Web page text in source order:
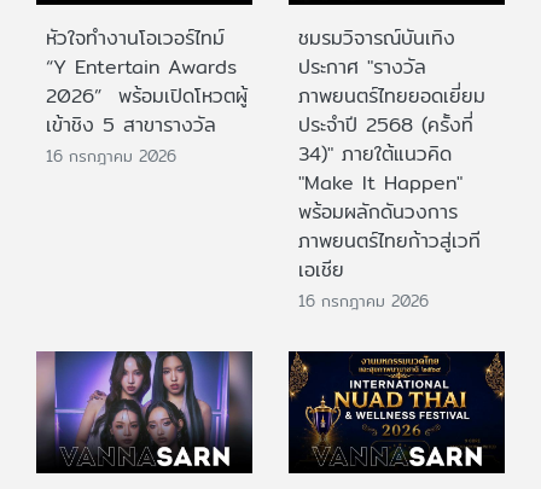
หัวใจทำงานโอเวอร์ไทม์
“Y Entertain Awards
2026” พร้อมเปิดโหวตผู้
เข้าชิง 5 สาขารางวัล
16 กรกฎาคม 2026
ชมรมวิจารณ์บันเทิง
ประกาศ "รางวัล
ภาพยนตร์ไทยยอดเยี่ยม
ประจําปี 2568 (ครั้งที่
34)" ภายใต้แนวคิด
"Make It Happen"
พร้อมผลักดันวงการ
ภาพยนตร์ไทยก้าวสู่เวที
เอเชีย
16 กรกฎาคม 2026